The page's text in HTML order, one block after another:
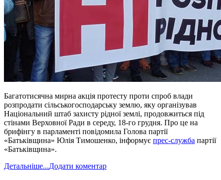
Багатотисячна мирна акція протесту проти спроб влади
розпродати сільськогосподарську землю, яку організував
Національний штаб захисту рідної землі, продовжиться під
стінами Верховної Ради в середу, 18-го грудня. Про це на
брифінгу в парламенті повідомила Голова партії
«Батьківщина» Юлія Тимошенко, інформує прес-служба партії
«Батьківщина».
Детальніше...Додати коментар